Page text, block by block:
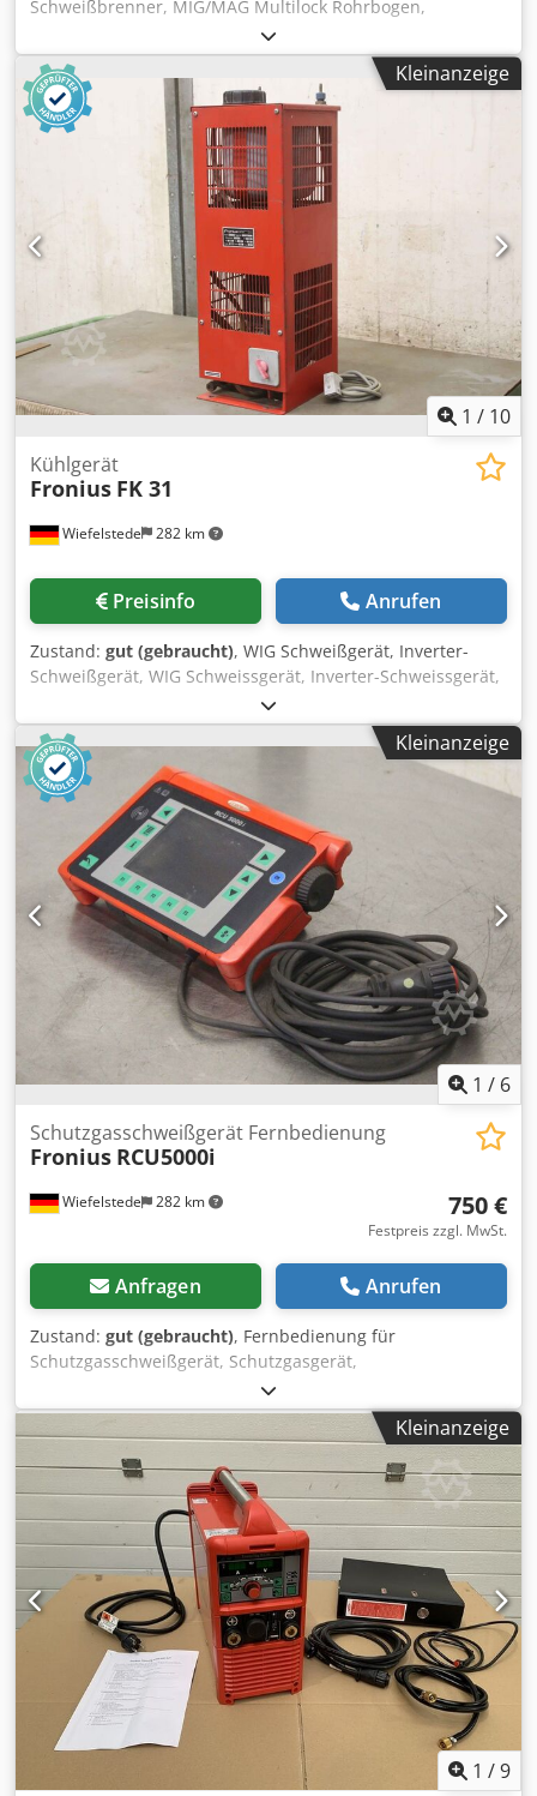
Schweißbrenner, MIG/MAG Multilock Rohrbogen,
Brennerkörper -Hersteller: Fronius, MIG/MAG Multilock
Rohrbogen Ovp -Typ: ML AL3000/AW4000 45 L157
Credpfxeii Sfxe Ai Sef -Anzahl: 2x Brennerkörper
vorhanden -Preis: pro Stück -Abmessung Karton:
325/125/H75 mm -Gewicht: 0,4 kg/St.
Kleinanzeige
1 / 10
Wiefelstede 282 km
Kühlgerät
Fronius FK 31
Preisinfo Anrufen
Zustand: gut (gebraucht), WIG Schweißgerät, Inverter-
Schweißgerät, WIG Schweissgerät, Inverter-Schweissgerät,
Kühlgerät, Kühlaggregat Cjdpfx Aelp Uzbei Ssrf -Hersteller:
Fronius, Kühlgerät für WIG-Schweißgerät Frowig 260 AC/DC
-Typ: FK 31 -Fördermenge: max. 6,5 l/min -Abmessung:
250/210/H650 mm -Gewicht: 19 kg
Kleinanzeige
1 / 6
Wiefelstede 282 km
Schutzgasschweißgerät Fernbedienung
Fronius RCU5000i
750 €
Festpreis zzgl. MwSt.
Anfragen Anrufen
Zustand: gut (gebraucht), Fernbedienung für
Schutzgasschweißgerät, Schutzgasgerät,
Schweißgleichrichter, Handregler -Hersteller: Fronius,
Fernbedienung RCU5000i .: 4,046,098 Crjdpogrlppjfx Ai Ssf
-Spannung: U1 24 V -Abmessungen: 180/260/H50 mm -
Gewicht: 1,5 kg
Kleinanzeige
1 /9